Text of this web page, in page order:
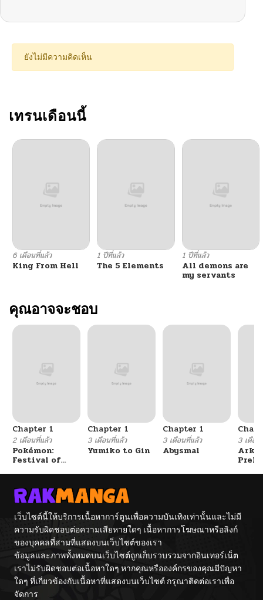
11/19/2024
ตอนที่ 4.2 10/24/2024
ตอนที่ 3.3
ตอนที่ 3.2
ตอนที่ 2.3 11/19/2024
ตอนที่ 2.2
ตอนที่ 2.1 11/19/2024
ตอนที่ 1
ยังไม่มีความคิดเห็น
เทรนเดือนนี้
6 เดือนที่แล้ว
King From Hell
1 ปีที่แล้ว
The 5 Elements
1 ปีที่แล้ว
All demons are
my servants
คุณอาจจะชอบ
Chapter 1
2 เดือนที่แล้ว
Pokémon:
Festival of
Chapter 1
3 เดือนที่แล้ว
Yumiko to Gin
Chapter 1
3 เดือนที่แล้ว
Abysmal
3 เดือน
เว็บไซต์นี้ให้บริการเนื้อหาการ์ตูนเพื่อความบันเทิงเท่านั้นและไม่มี
ความรับผิดชอบต่อความเสียหายใดๆ เนื้อหาการโฆษณาหรือลิงก์
ของบุคคลที่สามที่แสดงบนเว็บไซต์ของเรา
ข้อมูลและภาพทั้งหมดบนเว็บไซต์ถูกเก็บรวบรวมจากอินเทอร์เน็ต
เราไม่รับผิดชอบต่อเนื้อหาใดๆ หากคุณหรือองค์กรของคุณมีปัญหา
ใดๆ ที่เกี่ยวข้องกับเนื้อหาที่แสดงบนเว็บไซต์ กรุณาติดต่อเราเพื่อ
จัดการ